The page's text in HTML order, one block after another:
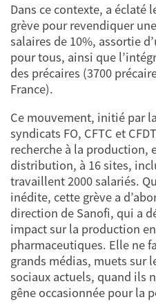
Dans ce contexte, a éclaté
grève pour revendiquer
salaires de 10%, assortie
pour tous, ainsi que
des précaires (3700
France).
Ce mouvement, initié par
syndicats FO, CFTC et
recherche à la production,
distribution, à 16 sites,
travaillent 2000 salariés.
inédite, cette grève a
direction de Sanofi, qui a
impact sur la production
pharmaceutiques. Elle ne
grands médias, muets sur
sociaux actuels, quand ils
gêne occasionnée pour la